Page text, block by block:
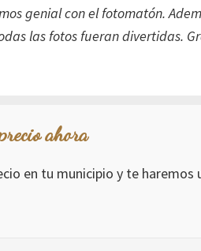
genial con el fotomatón.
las fotos fueran divertidas.
ahora
en tu municipio y te haremos